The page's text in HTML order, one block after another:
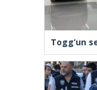
Togg’un